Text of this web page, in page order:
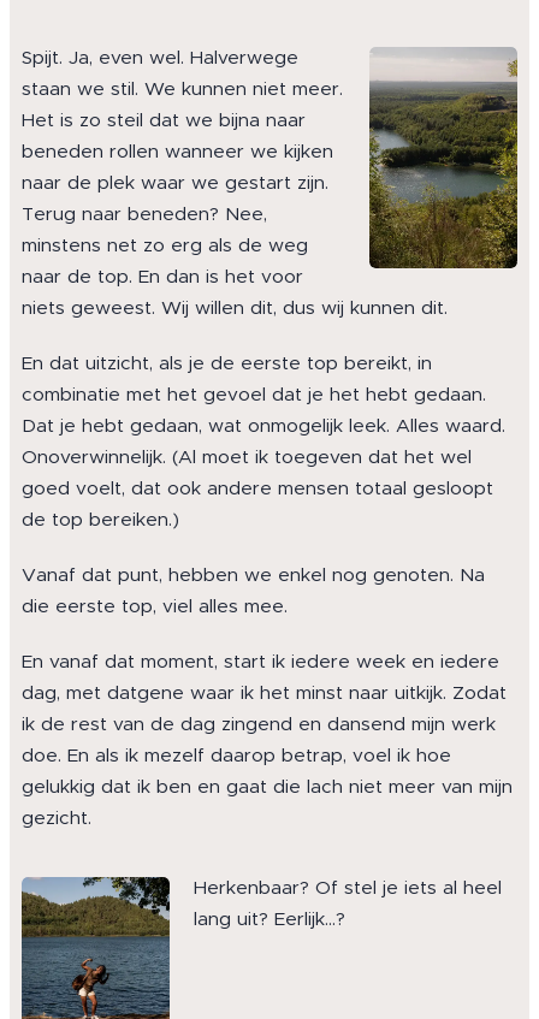
Spijt. Ja, even wel. Halverwege
staan we stil. We kunnen niet meer.
Het is zo steil dat we bijna naar
beneden rollen wanneer we kijken
naar de plek waar we gestart zijn.
Terug naar beneden? Nee,
minstens net zo erg als de weg
naar de top. En dan is het voor
niets geweest. Wij willen dit, dus wij kunnen dit.
En dat uitzicht, als je de eerste top bereikt, in
combinatie met het gevoel dat je het hebt gedaan.
Dat je hebt gedaan, wat onmogelijk leek. Alles waard.
Onoverwinnelijk. (Al moet ik toegeven dat het wel
goed voelt, dat ook andere mensen totaal gesloopt
de top bereiken.)
Vanaf dat punt, hebben we enkel nog genoten. Na
die eerste top, viel alles mee.
En vanaf dat moment, start ik iedere week en iedere
dag, met datgene waar ik het minst naar uitkijk. Zodat
ik de rest van de dag zingend en dansend mijn werk
doe. En als ik mezelf daarop betrap, voel ik hoe
gelukkig dat ik ben en gaat die lach niet meer van mijn
gezicht.
Herkenbaar? Of stel je iets al heel
lang uit? Eerlijk...?